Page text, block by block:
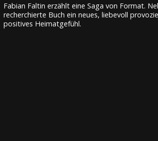
Fabian Faltin erzählt eine Saga von Format.
recherchierte Buch ein neues, liebevoll
positives Heimatgefühl.